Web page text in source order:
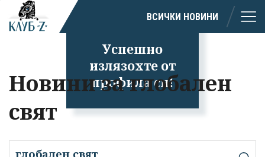
Успешно
излязохте от
профила си!
ВСИЧКИ НОВИНИ
Новини за глобален
свят